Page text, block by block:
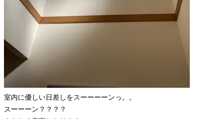
室内に優しい日差しをスーーーーンっ。。
スーーーン？？？？